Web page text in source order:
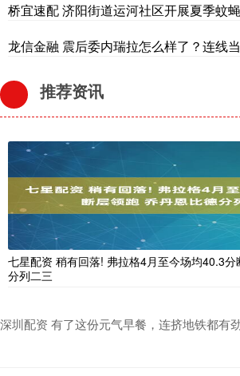
桥宜速配 济阳街道运河社区开展夏季蚊
龙信金融 震后委内瑞拉怎么样了？连线
推荐资讯
七星配资 稍有回落! 弗拉格4月至今场均40.3
分列二三
深圳配资 有了这份元气早餐，连挤地铁都有